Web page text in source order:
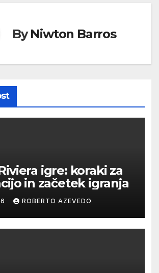
ByNiwton Barros
igre: koraki za
in začetek igranja
ROBERTO AZEVEDO